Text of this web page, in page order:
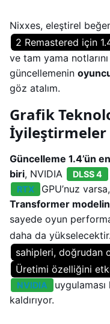
Nixxes, eleştirel
2 Remastered için
ve tam yama
güncellemenin
göz atalım.
Grafik
İyileştirmeler
Güncelleme 1.4’ün
biri, NVIDIA DLSS 4
RTX
GPU’nuz
Transformer
sayede oyun
daha da
sahipleri, doğrudan
Üretimi özelliğini
NVIDIA
kaldırıyor.